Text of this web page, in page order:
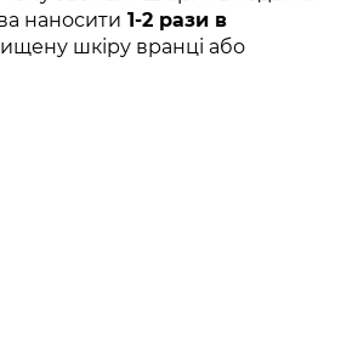
наносити 1-2 рази в
шкіру вранці або